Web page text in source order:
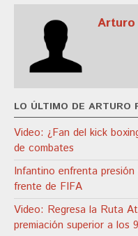
Arturo
LO ÚLTIMO DE ARTURO
Video: ¿Fan del kick
de combates
Infantino enfrenta presión
frente de FIFA
Video: Regresa la Ruta
premiación superior a los